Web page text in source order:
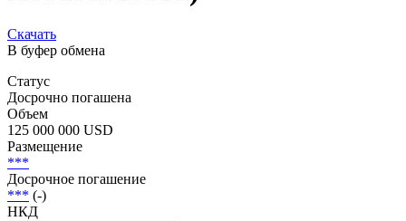
Скачать
В буфер обмена
Статус
Досрочно погашена
Объем
125 000 000 USD
Размещение
***
Досрочное погашение
*** (-)
НКД